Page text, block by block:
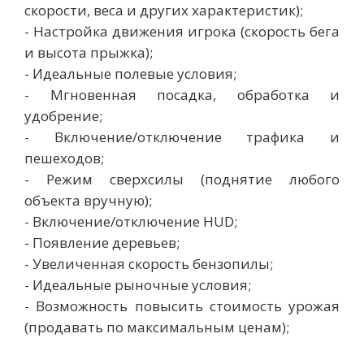
скорости, веса и других характеристик);
- Настройка движения игрока (скорость бега
и высота прыжка);
- Идеальные полевые условия;
- Мгновенная посадка, обработка и
удобрение;
- Включение/отключение трафика и
пешеходов;
- Режим сверхсилы (поднятие любого
объекта вручную);
- Включение/отключение HUD;
- Появление деревьев;
- Увеличенная скорость бензопилы;
- Идеальные рыночные условия;
- Возможность повысить стоимость урожая
(продавать по максимальным ценам);